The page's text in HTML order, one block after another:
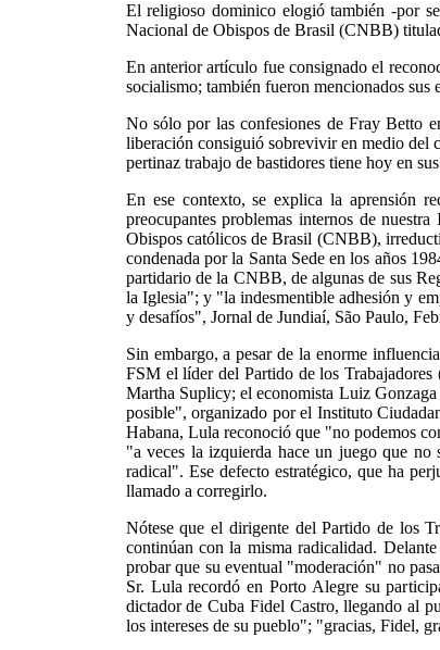
El religioso dominico elogió también -por
Nacional de Obispos de Brasil (CNBB)
En anterior artículo fue consignado el
socialismo; también fueron mencionados
No sólo por las confesiones de Fray Betto
liberación consiguió sobrevivir en medio del
pertinaz trabajo de bastidores tiene hoy en
En ese contexto, se explica la aprensión
preocupantes problemas internos de
Obispos católicos de Brasil (CNBB),
condenada por la Santa Sede en los años
partidario de la CNBB, de algunas de sus
la Iglesia"; y "la indesmentible adhesión y
y desafíos", Jornal de Jundiaí, São Paulo,
Sin embargo, a pesar de la enorme
FSM el líder del Partido de los
Martha Suplicy; el economista Luiz
posible", organizado por el Instituto
Habana, Lula reconoció que "no podemos
"a veces la izquierda hace un juego que
radical". Ese defecto estratégico, que ha
llamado a corregirlo.
Nótese que el dirigente del Partido de los
continúan con la misma radicalidad.
probar que su eventual "moderación" no
Sr. Lula recordó en Porto Alegre su
dictador de Cuba Fidel Castro, llegando al
los intereses de su pueblo"; "gracias, Fidel,